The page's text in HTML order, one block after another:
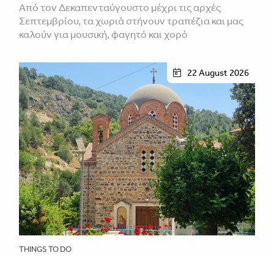
Από τον Δεκαπενταύγουστο μέχρι τις αρχές
Σεπτεμβρίου, τα χωριά στήνουν τραπέζια και μας
καλούν για μουσική, φαγητό και χορό
22 August 2026
THINGS TO DO